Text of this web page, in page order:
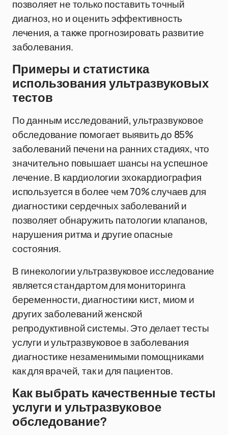
позволяет не только поставить точный
диагноз, но и оценить эффективность
лечения, а также прогнозировать развитие
заболевания.
Примеры и статистика
использования ультразвуковых
тестов
По данным исследований, ультразвуковое
обследование помогает выявить до 85%
заболеваний печени на ранних стадиях, что
значительно повышает шансы на успешное
лечение. В кардиологии эхокардиография
используется в более чем 70% случаев для
диагностики сердечных заболеваний и
позволяет обнаружить патологии клапанов,
нарушения ритма и другие опасные
состояния.
В гинекологии ультразвуковое исследование
является стандартом для мониторинга
беременности, диагностики кист, миом и
других заболеваний женской
репродуктивной системы. Это делает тесты
услуги и ультразвуковое в заболевания
диагностике незаменимыми помощниками
как для врачей, так и для пациентов.
Как выбрать качественные тесты
услуги и ультразвуковое
обследование?